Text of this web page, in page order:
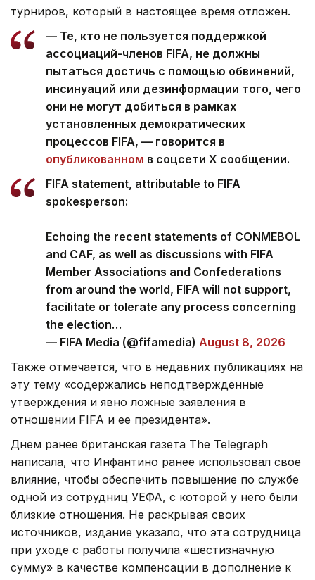
турниров, который в настоящее время отложен.
— Те, кто не пользуется поддержкой
ассоциаций-членов FIFA, не должны
пытаться достичь с помощью обвинений,
инсинуаций или дезинформации того, чего
они не могут добиться в рамках
установленных демократических
процессов FIFA, — говорится в
опубликованном в соцсети Х сообщении.
FIFA statement, attributable to FIFA
spokesperson:
Echoing the recent statements of CONMEBOL
and CAF, as well as discussions with FIFA
Member Associations and Confederations
from around the world, FIFA will not support,
facilitate or tolerate any process concerning
the election…
— FIFA Media (@fifamedia) August 8, 2026
Также отмечается, что в недавних публикациях на
эту тему «содержались неподтвержденные
утверждения и явно ложные заявления в
отношении FIFA и ее президента».
Днем ранее британская газета The Telegraph
написала, что Инфантино ранее использовал свое
влияние, чтобы обеспечить повышение по службе
одной из сотрудниц УЕФА, с которой у него были
близкие отношения. Не раскрывая своих
источников, издание указало, что эта сотрудница
при уходе с работы получила «шестизначную
сумму» в качестве компенсации в дополнение к